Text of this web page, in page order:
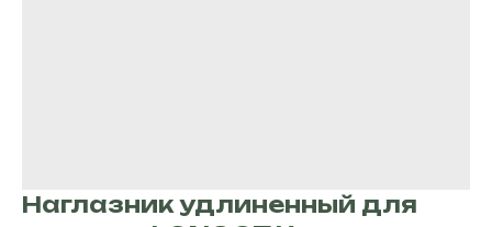
Наглазник удлиненный для